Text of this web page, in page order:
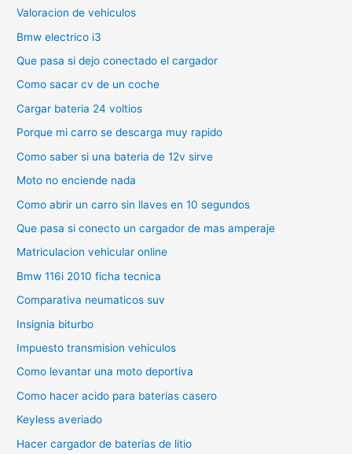
Valoracion de vehiculos
Bmw electrico i3
Que pasa si dejo conectado el cargador
Como sacar cv de un coche
Cargar bateria 24 voltios
Porque mi carro se descarga muy rapido
Como saber si una bateria de 12v sirve
Moto no enciende nada
Como abrir un carro sin llaves en 10 segundos
Que pasa si conecto un cargador de mas amperaje
Matriculacion vehicular online
Bmw 116i 2010 ficha tecnica
Comparativa neumaticos suv
Insignia biturbo
Impuesto transmision vehiculos
Como levantar una moto deportiva
Como hacer acido para baterias casero
Keyless averiado
Hacer cargador de baterias de litio